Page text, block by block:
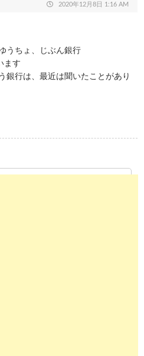
2020年12月8日 1:16 AM
うちょ、じぶん銀行
ます
銀行は、最近は聞いたことがあり